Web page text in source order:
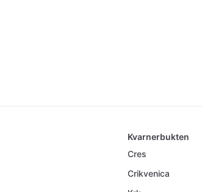
Kvarnerbukten
Cres
Crikvenica